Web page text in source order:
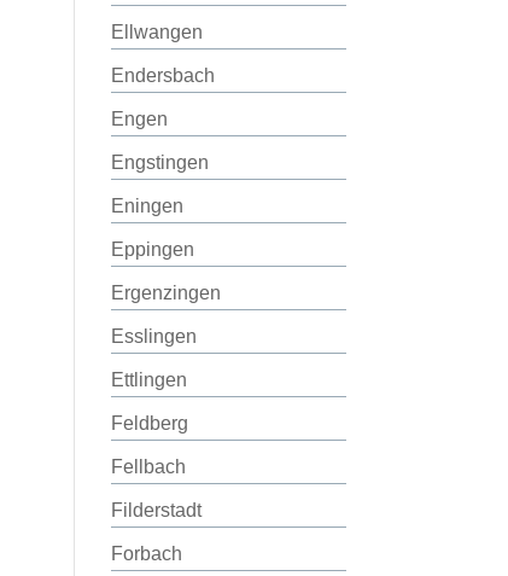
Ellwangen
Endersbach
Engen
Engstingen
Eningen
Eppingen
Ergenzingen
Esslingen
Ettlingen
Feldberg
Fellbach
Filderstadt
Forbach